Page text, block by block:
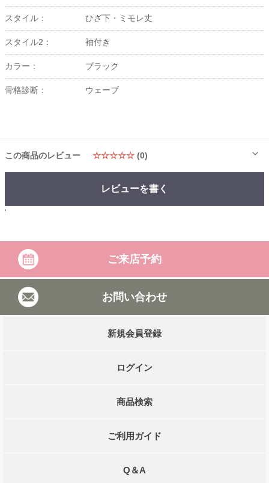
スタイル： ひざ下・ミモレ丈
スタイル2： 袖付き
カラー： ブラック
骨格診断： ウェーブ
この商品のレビュー ☆☆☆☆☆ (0)
レビューを書く
'
ご来店予約
お問い合わせ
新規会員登録
ログイン
商品検索
ご利用ガイド
Q＆A